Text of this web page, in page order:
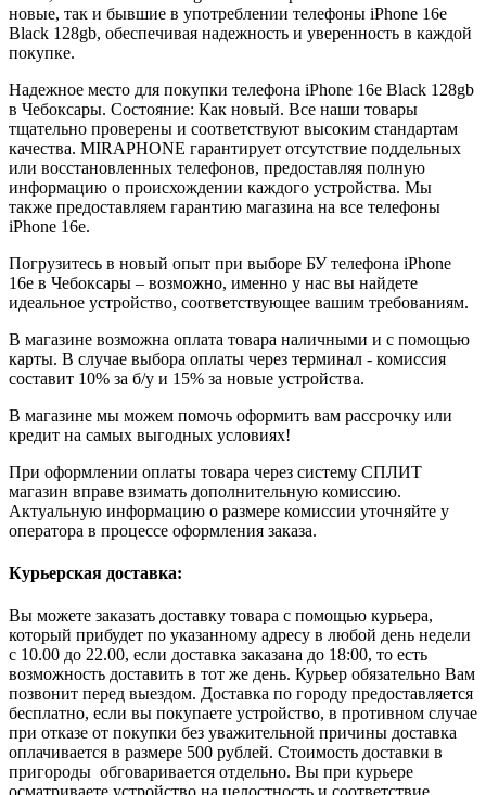
новые, так и бывшие в употреблении телефоны iPhone 16e
Black 128gb, обеспечивая надежность и уверенность в каждой
покупке.
Надежное место для покупки телефона iPhone 16e Black 128gb
в Чебоксары. Состояние: Как новый. Все наши товары
тщательно проверены и соответствуют высоким стандартам
качества. MIRAPHONE гарантирует отсутствие поддельных
или восстановленных телефонов, предоставляя полную
информацию о происхождении каждого устройства. Мы
также предоставляем гарантию магазина на все телефоны
iPhone 16e.
Погрузитесь в новый опыт при выборе БУ телефона iPhone
16e в Чебоксары – возможно, именно у нас вы найдете
идеальное устройство, соответствующее вашим требованиям.
В магазине возможна оплата товара наличными и с помощью
карты. В случае выбора оплаты через терминал - комиссия
составит 10% за б/у и 15% за новые устройства.
В магазине мы можем помочь оформить вам рассрочку или
кредит на самых выгодных условиях!
При оформлении оплаты товара через систему СПЛИТ
магазин вправе взимать дополнительную комиссию.
Актуальную информацию о размере комиссии уточняйте у
оператора в процессе оформления заказа.
Курьерская доставка:
Вы можете заказать доставку товара с помощью курьера,
который прибудет по указанному адресу в любой день недели
с 10.00 до 22.00, если доставка заказана до 18:00, то есть
возможность доставить в тот же день. Курьер обязательно Вам
позвонит перед выездом. Доставка по городу предоставляется
бесплатно, если вы покупаете устройство, в противном случае
при отказе от покупки без уважительной причины доставка
оплачивается в размере 500 рублей. Стоимость доставки в
пригороды обговаривается отдельно. Вы при курьере